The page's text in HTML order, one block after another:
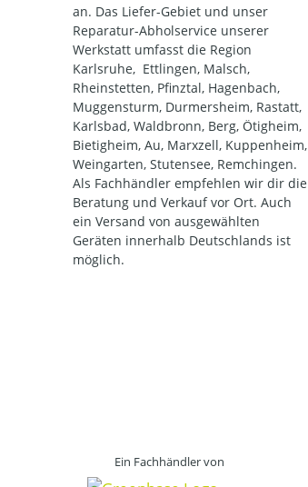
an. Das Liefer-Gebiet und unser
Reparatur-Abholservice unserer
Werkstatt umfasst die Region
Karlsruhe, Ettlingen, Malsch,
Rheinstetten, Pfinztal, Hagenbach,
Muggensturm, Durmersheim, Rastatt,
Karlsbad, Waldbronn, Berg, Ötigheim,
Bietigheim, Au, Marxzell, Kuppenheim,
Weingarten, Stutensee, Remchingen.
Als Fachhändler empfehlen wir dir die
Beratung und Verkauf vor Ort. Auch
ein Versand von ausgewählten
Geräten innerhalb Deutschlands ist
möglich.
Ein Fachhändler von